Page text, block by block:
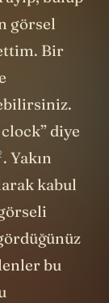
görsel
Bir
diye
. Yakın
kabul
bu